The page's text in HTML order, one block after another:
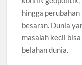
hingga
besaran. Dunia
masalah kecil
belahan dunia.